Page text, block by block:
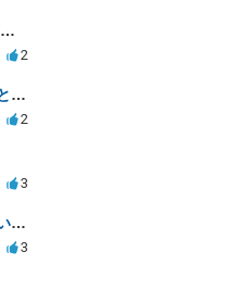
LINEで会社批判、警察が立件する可能性は？
2
盗撮行為の後日捜査や逮捕の可能性と初動対応について
2
3
書類送検後の対応と家族に知られないための手続きについて相談
3